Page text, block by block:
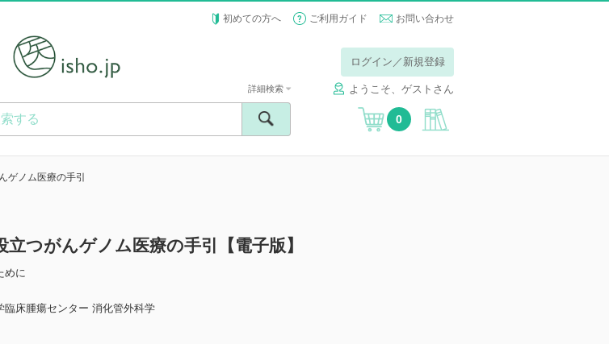
初めての方へ ご利用ガイド お問い合わせ
ログイン／新規登録
ようこそ、ゲストさん
詳細検索
0
ゲノム医療の手引
立つがんゲノム医療の手引【電子版】
めに
臨床腫瘍センター 消化管外科学